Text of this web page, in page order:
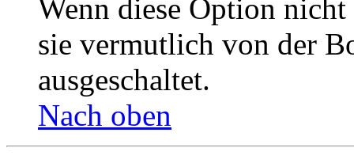
Wenn diese Option
sie vermutlich von der
ausgeschaltet.
Nach oben